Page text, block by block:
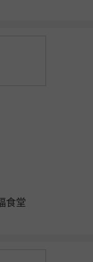
食堂